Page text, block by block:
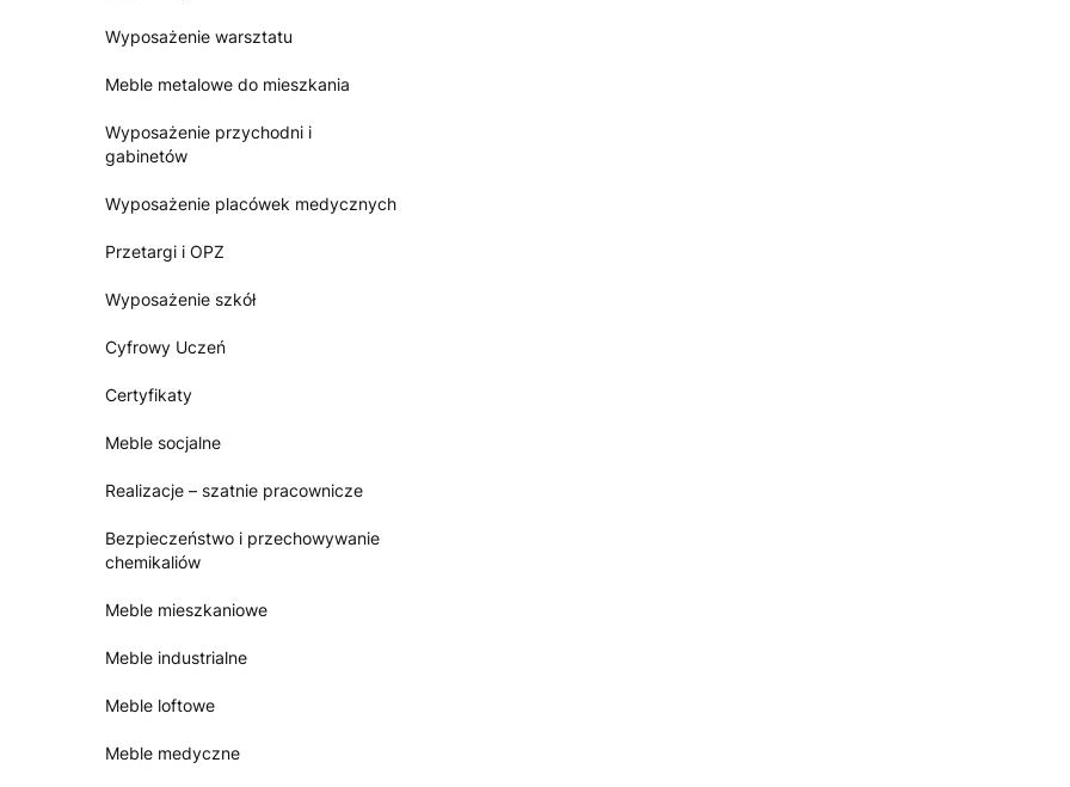
Wyposażenie warsztatu
Meble metalowe do mieszkania
Wyposażenie przychodni i
gabinetów
Wyposażenie placówek medycznych
Przetargi i OPZ
Wyposażenie szkół
Cyfrowy Uczeń
Certyfikaty
Meble socjalne
Realizacje – szatnie pracownicze
Bezpieczeństwo i przechowywanie
chemikaliów
Meble mieszkaniowe
Meble industrialne
Meble loftowe
Meble medyczne